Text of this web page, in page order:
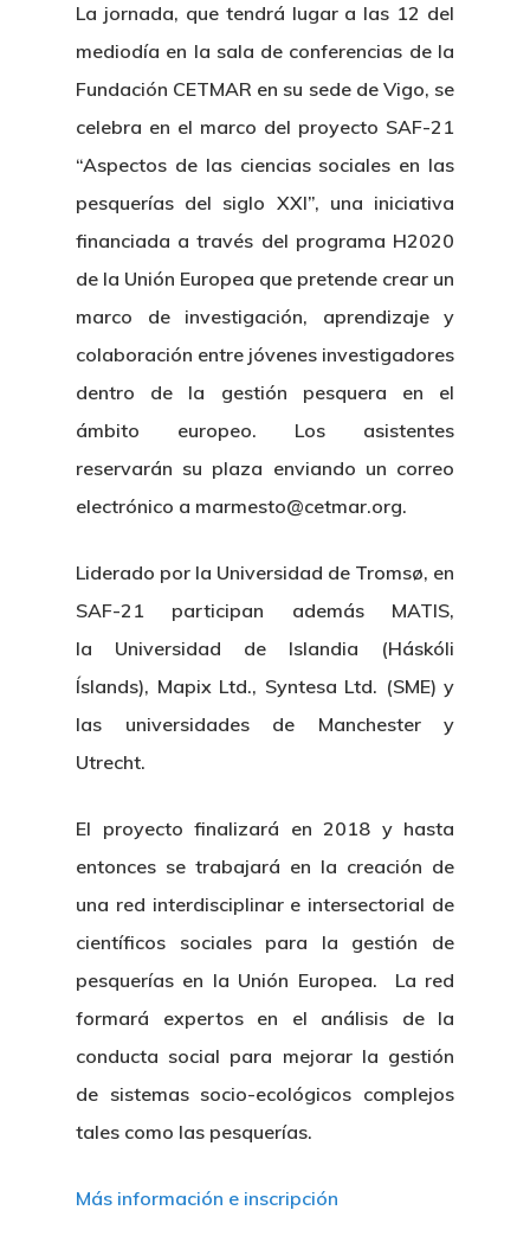
La jornada, que tendrá lugar a las 12 del
mediodía en la sala de conferencias de la
Fundación CETMAR en su sede de Vigo, se
celebra en el marco del proyecto SAF-21
“Aspectos de las ciencias sociales en las
pesquerías del siglo XXI”, una iniciativa
financiada a través del programa H2020
de la Unión Europea que pretende crear un
marco de investigación, aprendizaje y
colaboración entre jóvenes investigadores
dentro de la gestión pesquera en el
ámbito europeo. Los asistentes
reservarán su plaza enviando un correo
electrónico a marmesto@cetmar.org.
Liderado por la Universidad de Tromsø, en
SAF-21 participan además MATIS,
la Universidad de Islandia (Háskóli
Íslands), Mapix Ltd., Syntesa Ltd. (SME) y
las universidades de Manchester y
Utrecht.
El proyecto finalizará en 2018 y hasta
entonces se trabajará en la creación de
una red interdisciplinar e intersectorial de
científicos sociales para la gestión de
pesquerías en la Unión Europea. La red
formará expertos en el análisis de la
conducta social para mejorar la gestión
de sistemas socio-ecológicos complejos
tales como las pesquerías.
Más información e inscripción